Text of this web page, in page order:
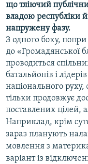
що тліючий
владою республіки
напружену фазу.
З одного боку,
до «Громадянської
проводиться
батальйонів і
національного руху,
тільки продовжує
поставлених цілей,
Наприклад, крім
зараз планують
мовлення з
варіант із